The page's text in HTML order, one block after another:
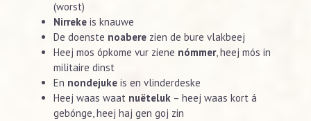
(worst)
Nirreke is knauwe
De doenste noabere zien de bure vlakbeej
Heej mos ópkome vur ziene nómmer, heej mós in
militaire dinst
En nondejuke is en vlinderdeske
Heej waas waat nuëteluk – heej waas kort á
gebónge, heej haj gen goj zin